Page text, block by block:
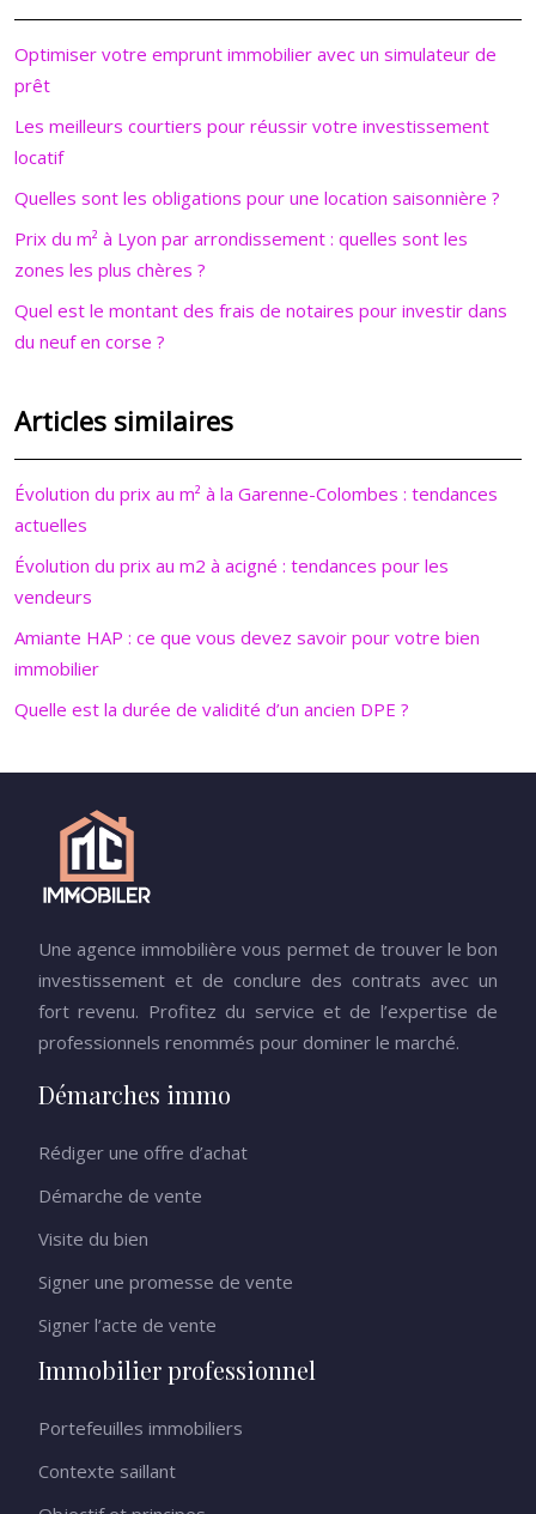
Optimiser votre emprunt immobilier avec un simulateur de
prêt
Les meilleurs courtiers pour réussir votre investissement
locatif
Quelles sont les obligations pour une location saisonnière ?
Prix du m² à Lyon par arrondissement : quelles sont les
zones les plus chères ?
Quel est le montant des frais de notaires pour investir dans
du neuf en corse ?
Articles similaires
Évolution du prix au m² à la Garenne-Colombes : tendances
actuelles
Évolution du prix au m2 à acigné : tendances pour les
vendeurs
Amiante HAP : ce que vous devez savoir pour votre bien
immobilier
Quelle est la durée de validité d’un ancien DPE ?
Une agence immobilière vous permet de trouver le bon
investissement et de conclure des contrats avec un
fort revenu. Profitez du service et de l’expertise de
professionnels renommés pour dominer le marché.
Démarches immo
Rédiger une offre d’achat
Démarche de vente
Visite du bien
Signer une promesse de vente
Signer l’acte de vente
Immobilier professionnel
Portefeuilles immobiliers
Contexte saillant